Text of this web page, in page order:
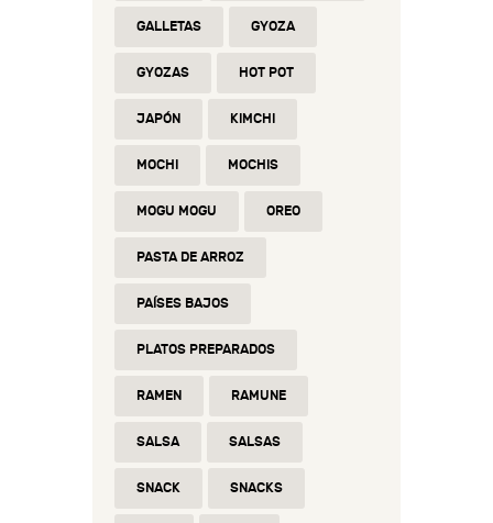
GALLETAS GYOZA
GYOZAS HOT POT
JAPÓN KIMCHI
MOCHI MOCHIS
MOGU MOGU OREO
PASTA DE ARROZ
PAÍSES BAJOS
PLATOS PREPARADOS
RAMEN RAMUNE
SALSA SALSAS
SNACK SNACKS